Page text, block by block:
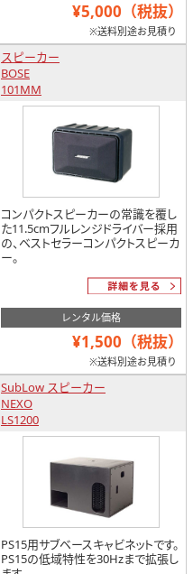
¥5,000（税抜）
※送料別途お見積り
スピーカー
BOSE
101MM
コンパクトスピーカーの常識を覆し
た11.5cmフルレンジドライバー採用
の、ベストセラーコンパクトスピーカ
ー。
レンタル価格
¥1,500（税抜）
※送料別途お見積り
SubLow スピーカー
NEXO
LS1200
PS15用サブベースキャビネットです。
PS15の低域特性を30Hzまで拡張し